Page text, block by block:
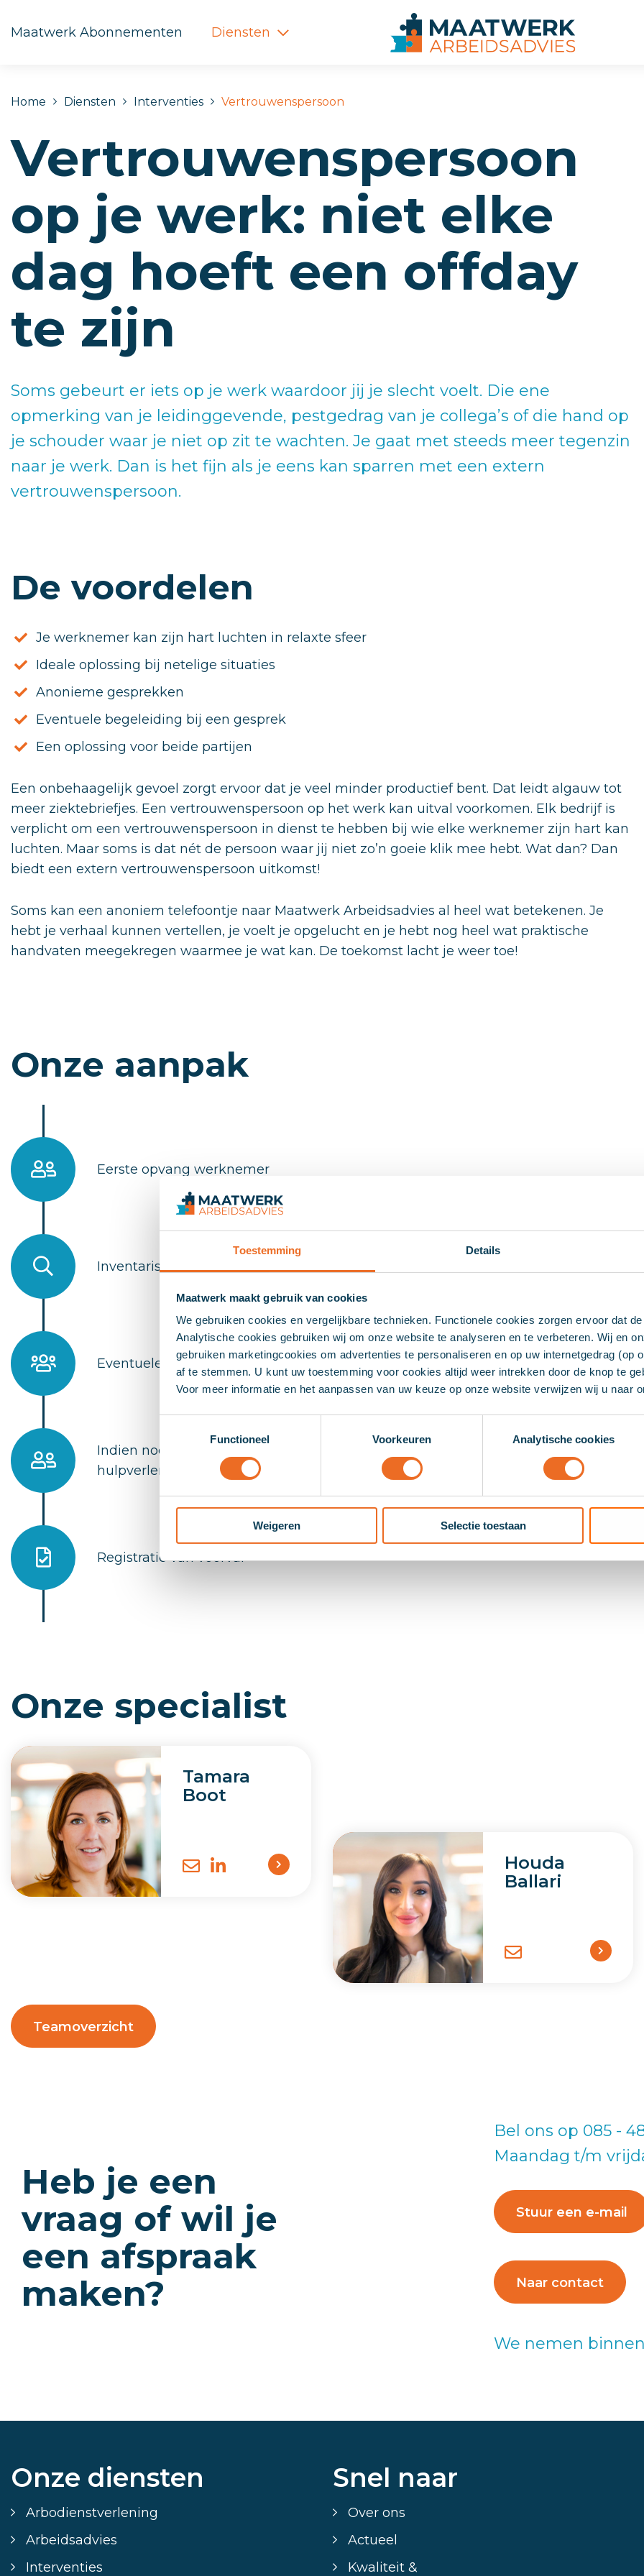
Toestemming Details
Maatwerk maakt gebruik van cookies
We gebruiken cookies en vergelijkbare technieken. Functionele cookies zorgen ervoor dat
Analytische cookies gebruiken wij om onze website te analyseren en te verbeteren. Wij en
gebruiken marketingcookies om advertenties te personaliseren en op uw internetgedrag (op
af te stemmen. U kunt uw toestemming voor cookies altijd weer intrekken door de knop te
Voor meer informatie en het aanpassen van uw keuze op onze website verwijzen wij u naar
Functioneel
Voorkeuren Analytische cookies
Weigeren Selectie toestaan
Direct naar de content Direct naar de footer
Maatwerk Abonnementen Diensten
Home Diensten Interventies Vertrouwenspersoon
Vertrouwens­persoon
op je werk: niet elke
dag hoeft een offday
te zijn
Soms gebeurt er iets op je werk waardoor jij je slecht voelt. Die ene
opmerking van je leidinggevende, pestgedrag van je collega’s of die hand op
je schouder waar je niet op zit te wachten. Je gaat met steeds meer tegenzin
naar je werk. Dan is het fijn als je eens kan sparren met een extern
vertrouwenspersoon.
De voordelen
Je werknemer kan zijn hart luchten in relaxte sfeer
Ideale oplossing bij netelige situaties
Anonieme gesprekken
Eventuele begeleiding bij een gesprek
Een oplossing voor beide partijen
Een onbehaagelijk gevoel zorgt ervoor dat je veel minder productief bent. Dat leidt algauw tot
meer ziektebriefjes. Een vertrouwenspersoon op het werk kan uitval voorkomen. Elk bedrijf is
verplicht om een vertrouwenspersoon in dienst te hebben bij wie elke werknemer zijn hart kan
luchten. Maar soms is dat nét de persoon waar jij niet zo’n goeie klik mee hebt. Wat dan? Dan
biedt een extern vertrouwenspersoon uitkomst!
Soms kan een anoniem telefoontje naar Maatwerk Arbeidsadvies al heel wat betekenen. Je
hebt je verhaal kunnen vertellen, je voelt je opgelucht en je hebt nog heel wat praktische
handvaten meegekregen waarmee je wat kan. De toekomst lacht je weer toe!
Onze aanpak
Eerste opvang werknemer
Inventarisatie oplossingen voor werknemer
Eventuele begeleiding werknemer bij gesprekken
Indien nodig werknemer in contact brengen met
hulpverlenende instanties
Registratie van voorval
Onze specialist
Tamara
Boot
Houda
Ballari
Teamoverzicht
Heb je een
vraag of wil je
een afspraak
maken?
Bel ons op 085 -
Maandag t/m
Stuur een e-mail
Naar contact
We nemen
Onze diensten
Arbodienstverlening
Arbeidsadvies
Interventies
Snel naar
Over ons
Actueel
Kwaliteit &